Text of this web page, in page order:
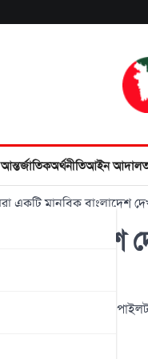
আন্তর্জাতিকঅর্থনীতিআইন
একটি মানবিক বাংলাদেশ
বাংলাদেশ
শনিবার চৌদ্দগ্রাম